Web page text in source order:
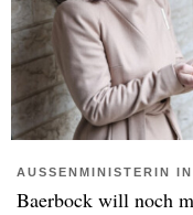
AUSSENMINISTERIN
Baerbock will noch